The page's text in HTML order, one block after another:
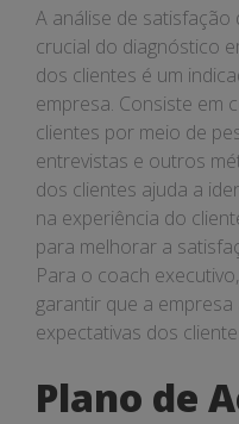
A análise de
crucial do diagnóstico
dos clientes é um
empresa. Consiste em
clientes por meio de
entrevistas e outros
dos clientes ajuda a
na experiência do
para melhorar a
Para o coach
garantir que a
expectativas dos
Plano de